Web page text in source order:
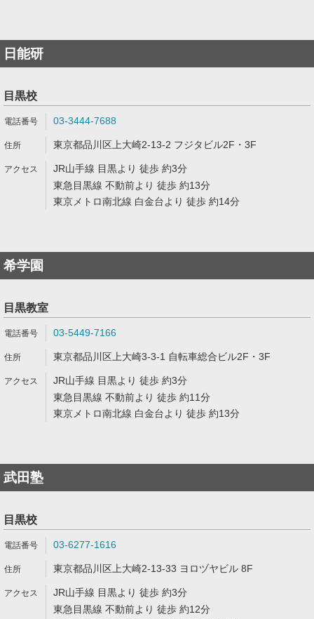
日能研
目黒校
03-3444-7688
東京都品川区上大崎2-13-2 フジタビル2F・3F
JR山手線 目黒より 徒歩 約3分
東急目黒線 不動前より 徒歩 約13分
東京メトロ南北線 白金台より 徒歩 約14分
希学園
目黒教室
03-5449-7166
東京都品川区上大崎3-3-1 自転車総合ビル2F・3F
JR山手線 目黒より 徒歩 約3分
東急目黒線 不動前より 徒歩 約11分
東京メトロ南北線 白金台より 徒歩 約13分
武田塾
目黒校
03-6277-1616
東京都品川区上大崎2-13-33 ヨロヅヤビル 8F
JR山手線 目黒より 徒歩 約3分
東急目黒線 不動前より 徒歩 約12分